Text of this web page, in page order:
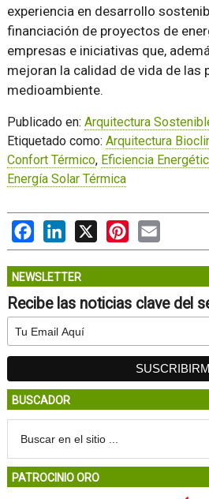
experiencia en desarrollo
financiación de proyectos de
empresas e iniciativas que,
mejoran la calidad de vida de las
medioambiente.
Publicado en: Arquitectura
Etiquetado como: Arquitectura
Confort Térmico, Eficiencia
Energía Solar Térmica
FacebookLinkedIn
X PinterestEmail
NEWSLETTER
Recibe las noticias clave del
BUSCADOR
PATROCINIO ORO